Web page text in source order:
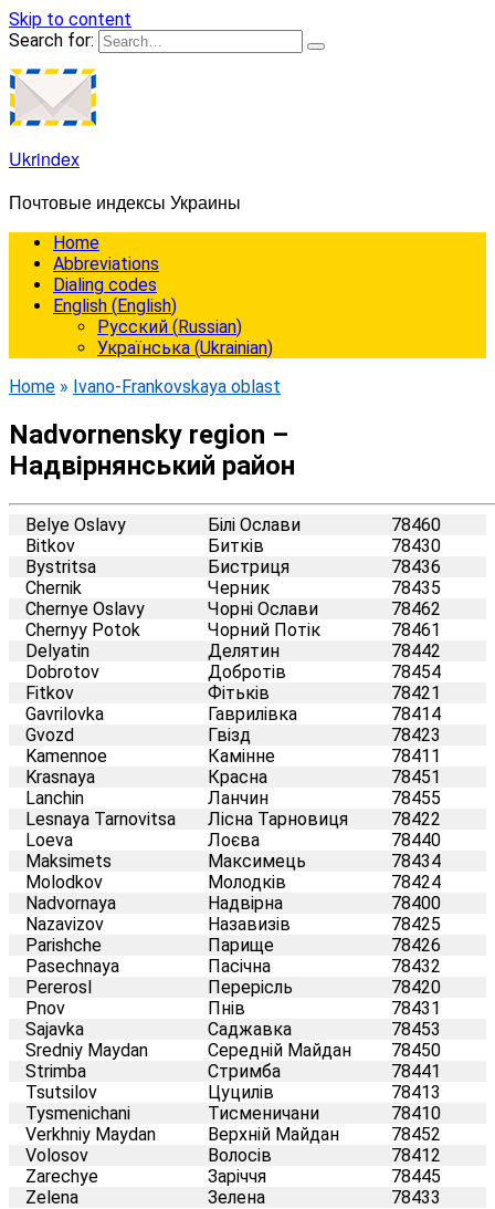
Skip to content
Search for:
Ukrindex
Почтовые индексы Украины
Home
Abbreviations
Dialing codes
English (English)
Русский (Russian)
Українська (Ukrainian)
Home » Ivano-Frankovskaya oblast
Nadvornensky region –
Надвірнянський район
Belye Oslavy Білі Ослави
78460
Bitkov
Битків
78430
Bystritsa
Бистриця
78436
Chernik
Черник
78435
Chernye Oslavy
Чорні Ослави
78462
Chernyy Potok
Чорний Потік
78461
Delyatin
Делятин
78442
Dobrotov
Добротів
78454
Fitkov
Фітьків
78421
Gavrilovka
Гаврилівка
78414
Gvozd
Гвізд
78423
Kamennoe
Камінне
78411
Krasnaya
Красна
78451
Lanchin
Ланчин
78455
Lesnaya Tarnovitsa
Лісна Тарновиця
78422
Loeva
Лоєва
78440
Maksimets
Максимець
78434
Molodkov
Молодків
78424
Nadvornaya
Надвірна
78400
Nazavizov
Назавизів
78425
Parishche
Парище
78426
Pasechnaya
Пасічна
78432
Pererosl
Перерісль
78420
Pnov
Пнів
78431
Sajavka
Саджавка
78453
Sredniy Maydan
Середній Майдан
78450
Strimba
Стримба
78441
Tsutsilov
Цуцилів
78413
Tysmenichani
Тисменичани
78410
Verkhniy Maydan
Верхній Майдан
78452
Volosov
Волосів
78412
Zarechye
Заріччя
78445
Zelena
Зелена 78433